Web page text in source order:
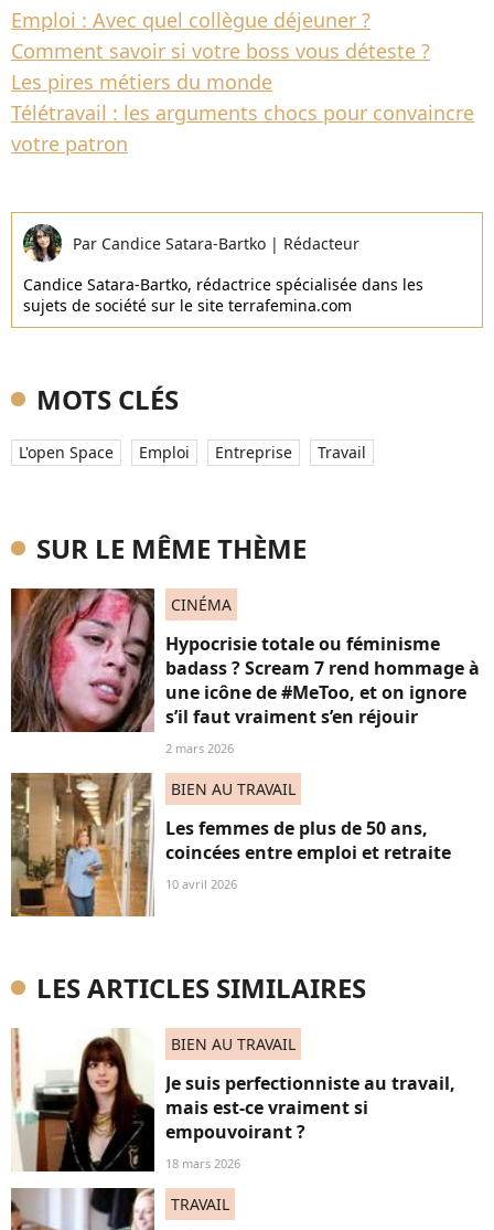
Emploi : Avec quel collègue déjeuner ?
Comment savoir si votre boss vous déteste ?
Les pires métiers du monde
Télétravail : les arguments chocs pour convaincre
votre patron
Par Candice Satara-Bartko | Rédacteur
Candice Satara-Bartko, rédactrice spécialisée dans les
sujets de société sur le site terrafemina.com
MOTS CLÉS
L'open Space Emploi Entreprise Travail
SUR LE MÊME THÈME
CINÉMA
Hypocrisie totale ou féminisme
badass ? Scream 7 rend hommage à
une icône de #MeToo, et on ignore
s’il faut vraiment s’en réjouir
2 mars 2026
BIEN AU TRAVAIL
Les femmes de plus de 50 ans,
coincées entre emploi et retraite
10 avril 2026
LES ARTICLES SIMILAIRES
BIEN AU TRAVAIL
Je suis perfectionniste au travail,
mais est-ce vraiment si
empouvoirant ?
18 mars 2026
TRAVAIL